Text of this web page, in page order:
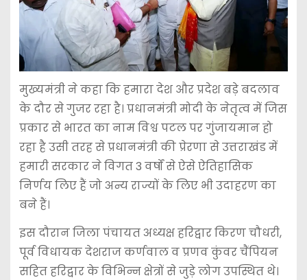
मुख्यमंत्री ने कहा कि हमारा देश और प्रदेश बड़े बदलाव
के दौर से गुजर रहा है। प्रधानमंत्री मोदी के नेतृत्व में जिस
प्रकार से भारत का नाम विश्व पटल पर गुंजायमान हो
रहा है उसी तरह से प्रधानमंत्री की प्रेरणा से उत्तराखंड में
हमारी सरकार ने विगत 3 वर्षों से ऐसे ऐतिहासिक
निर्णय लिए हैं जो अन्य राज्यों के लिए भी उदाहरण का
बने हैं।
इस दौरान जिला पंचायत अध्यक्ष हरिद्वार किरण चौधरी,
पूर्व विधायक देशराज कर्णवाल व प्रणव कुंवर चैंपियन
सहित हरिद्वार के विभिन्न क्षेत्रों से जुड़े लोग उपस्थित थे।